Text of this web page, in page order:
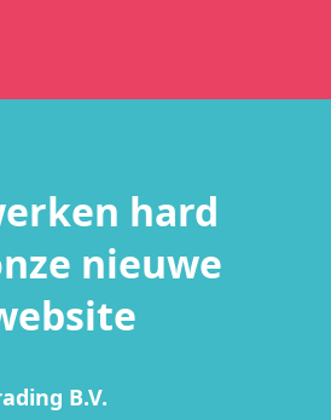
hard
nieuwe
B.V.